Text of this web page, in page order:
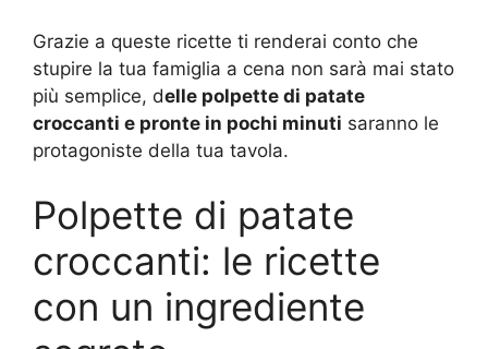
Grazie a queste ricette ti renderai conto che
stupire la tua famiglia a cena non sarà mai stato
più semplice, delle polpette di patate
croccanti e pronte in pochi minuti saranno le
protagoniste della tua tavola.
Polpette di patate
croccanti: le ricette
con un ingrediente